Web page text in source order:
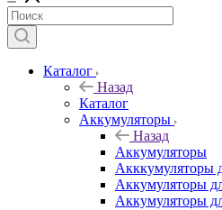
Каталог
Назад
Каталог
Аккумуляторы
Назад
Аккумуляторы
Акккумуляторы
Аккумуляторы
Аккумуляторы